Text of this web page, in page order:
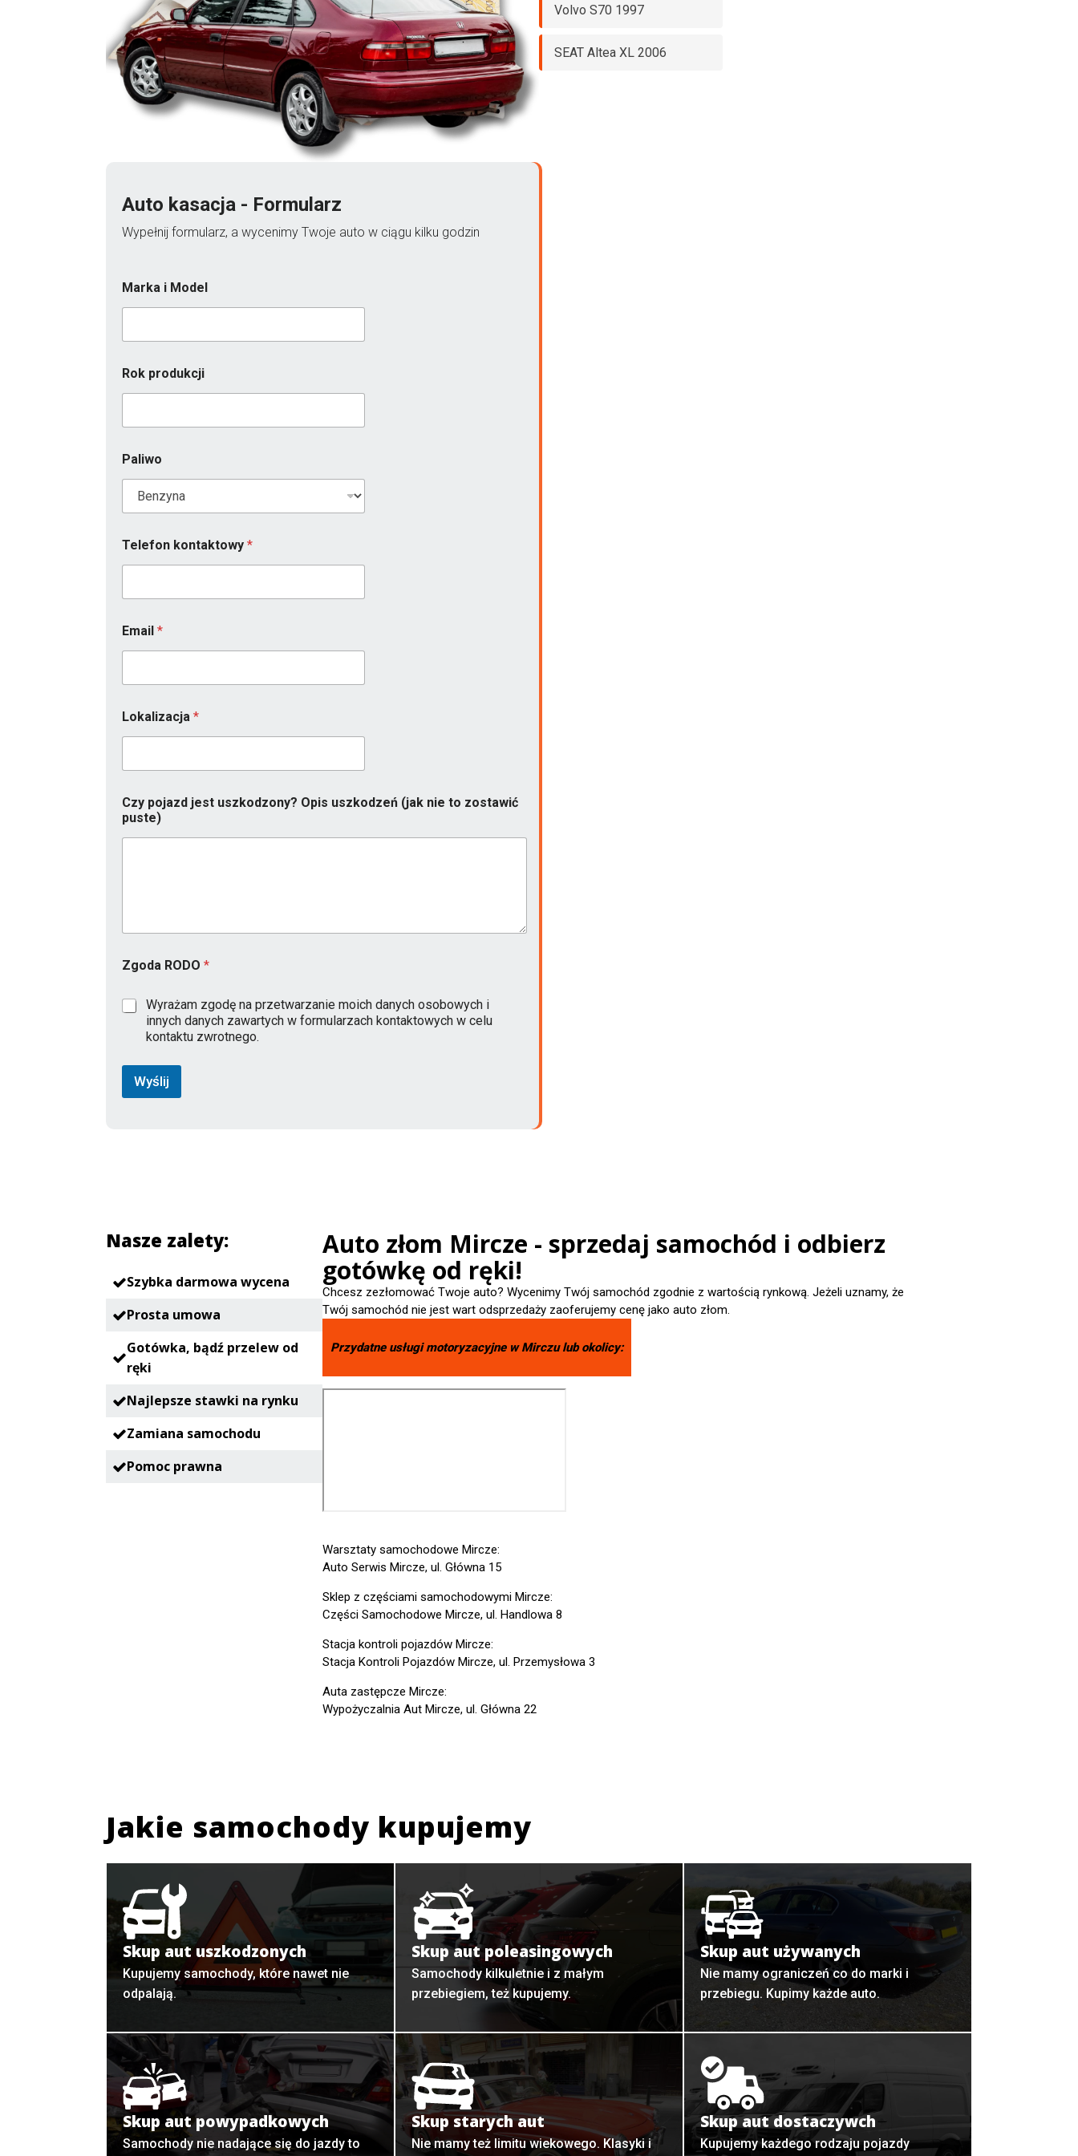
Auto kasacja - Formularz
Wypełnij formularz, a wycenimy Twoje auto w ciągu kilku godzin
Marka i Model
Rok produkcji
Paliwo
Telefon kontaktowy *
Email *
Lokalizacja *
o
M
a
a
w
ć
Czy pojazd jest uszkodzony? Opis uszkodzeń (jak nie to zostawić
puste)
Zgoda RODO *
Wyrażam zgodę na przetwarzanie moich danych osobowych i
innych danych zawartych w formularzach kontaktowych w celu
kontaktu zwrotnego.
Wyślij
Volvo S70 1997
SEAT Altea XL 2006
Nasze zalety:
Szybka darmowa wycena
Prosta umowa
Gotówka, bądź przelew od
ręki
Najlepsze stawki na rynku
Zamiana samochodu
Pomoc prawna
Auto złom Mircze - sprzedaj samochód i odbierz
gotówkę od ręki!
Chcesz zezłomować Twoje auto? Wycenimy Twój samochód zgodnie z wartością rynkową. Jeżeli uznamy, że
Twój samochód nie jest wart odsprzedaży zaoferujemy cenę jako auto złom.
Przydatne usługi motoryzacyjne wMirczulub okolicy:
Warsztaty samochodowe Mircze:
Auto Serwis Mircze, ul. Główna 15
Sklep z częściami samochodowymi Mircze:
Części Samochodowe Mircze, ul. Handlowa 8
Stacja kontroli pojazdów Mircze:
Stacja Kontroli Pojazdów Mircze, ul. Przemysłowa 3
Auta zastępcze Mircze:
Wypożyczalnia Aut Mircze, ul. Główna 22
Jakie samochody kupujemy
Skup aut uszkodzonych
Kupujemy samochody, które nawet nie
odpalają.
Skup aut poleasingowych
Samochody kilkuletnie i z małym
przebiegiem, też kupujemy.
Skup aut używanych
Nie mamy ograniczeń co do marki i
przebiegu. Kupimy każde auto.
Skup aut powypadkowych
Samochody nie nadające się do jazdy to
Skup starych aut
Nie mamy też limitu wiekowego. Klasyki i
Skup aut dostaczywch
Kupujemy każdego rodzaju pojazdy